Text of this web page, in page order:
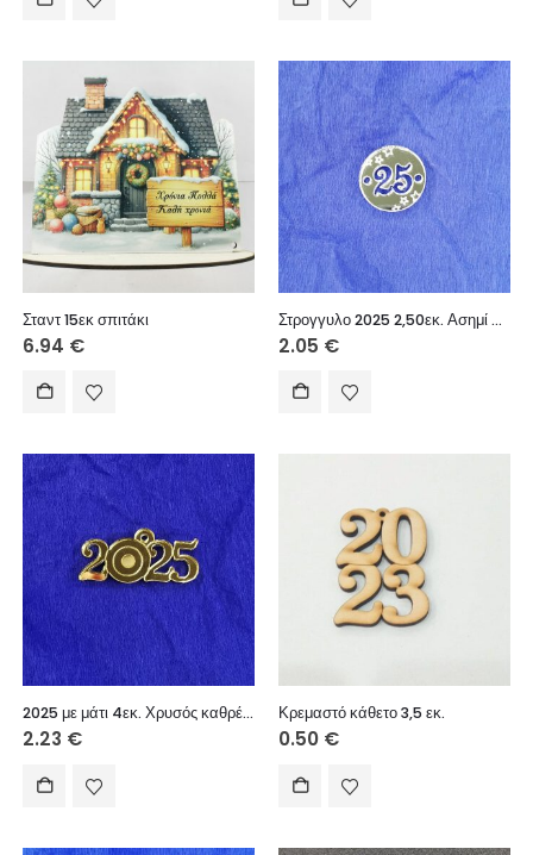
Σταντ 15εκ σπιτάκι
6.94 €
Στρογγυλο 2025 2,50εκ. Ασημί καθρέφτης 5τεμ
2.05 €
2025 με μάτι 4εκ. Χρυσός καθρέφτης 5τεμ.
2.23 €
Κρεμαστό κάθετο 3,5 εκ.
0.50 €